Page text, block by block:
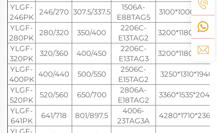
YLGF-
246PK
246/270 307.5/337.5
1506A-
E88TAG5
3100*1000*1700
YLGF-
280PK
280/320 350/400
2206C-
E13TAG2
3200*1180*2000
YLGF-
320PK
320/360 400/450
2206C-
E13TAG3
3200*1180*2000
YLGF-
400PK
400/440 500/550
2506C-
E15TAG2
3250*1310*1940
YLGF-
520PK
520/560 650/700
2806A-
E18TAG2
3360*1535*2040
YLGF-
641PK
641/718 801/897.5
4006-
23TAG3A
4280*1710*2365
YLGF-